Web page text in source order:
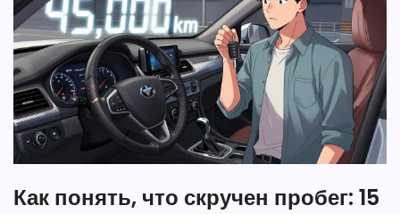
Как понять, что скручен пробег: 15